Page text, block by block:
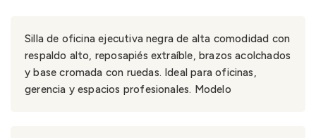
Silla de oficina ejecutiva negra de alta comodidad con
respaldo alto, reposapiés extraíble, brazos acolchados
y base cromada con ruedas. Ideal para oficinas,
gerencia y espacios profesionales. Modelo